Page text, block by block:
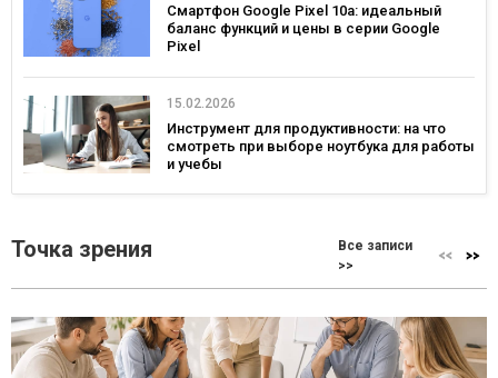
Смартфон Google Pixel 10a: идеальный
баланс функций и цены в серии Google
Pixel
15.02.2026
Инструмент для продуктивности: на что
смотреть при выборе ноутбука для работы
и учебы
Точка зрения
Все записи
>>